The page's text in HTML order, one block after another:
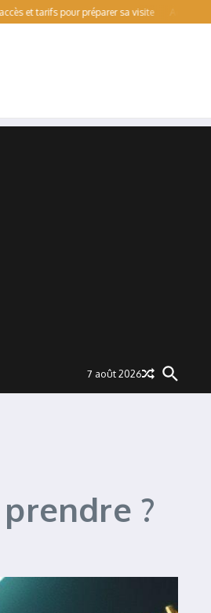
pour préparer sa visite Aqualens : guide
7 août 2026
?